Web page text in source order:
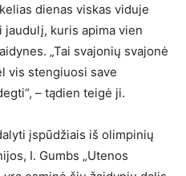
dienas viskas viduje
jaudulį, kuris apima vien
„Tai svajonių svajonė
vis stengiuosi save
– tądien teigė ji.
įspūdžiais iš olimpinių
I. Gumbs „Utenos